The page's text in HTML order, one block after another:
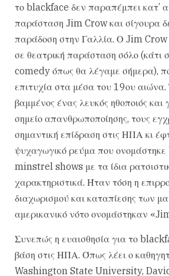
το blackface δεν παραπέμπει κατ’
παράσταση Jim Crow και σίγουρα
παράδοση στην Γαλλία. Ο Jim
σε θεατρική παράσταση σόλο
comedy όπως θα λέγαμε σήμερα),
επιτυχία στα μέσα του 19ου
βαμμένος ένας λευκός ηθοποιός και
σημείο απανθρωποποίησης, τους
σημαντική επίδραση στις ΗΠΑ κι
ψυχαγωγικό ρεύμα που
minstrel shows με τα ίδια
χαρακτηριστικά. Ήταν τόση η
διαχωρισμού και καταπίεσης των
αμερικανικό νότο ονομάστηκαν
Συνεπώς η ευαισθησία για το
βάση στις ΗΠΑ. Όπως λέει ο
Washington State University,